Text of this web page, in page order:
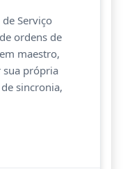
Serviço
ordens de
maestro,
sua própria
sincronia,